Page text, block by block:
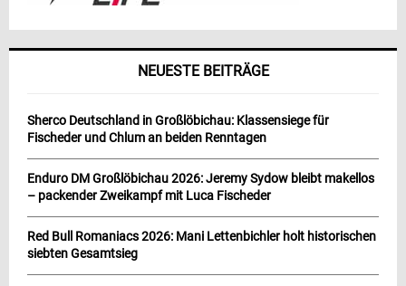
NEUESTE BEITRÄGE
Sherco Deutschland in Großlöbichau: Klassensiege für
Fischeder und Chlum an beiden Renntagen
Enduro DM Großlöbichau 2026: Jeremy Sydow bleibt makellos
– packender Zweikampf mit Luca Fischeder
Red Bull Romaniacs 2026: Mani Lettenbichler holt historischen
siebten Gesamtsieg